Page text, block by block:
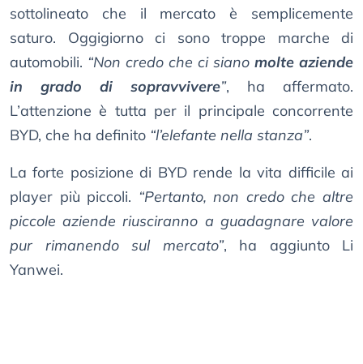
sottolineato che il mercato è semplicemente
saturo. Oggigiorno ci sono troppe marche di
automobili. “Non credo che ci siano molte aziende
in grado di sopravvivere”, ha affermato.
L’attenzione è tutta per il principale concorrente
BYD, che ha definito “l’elefante nella stanza”.
La forte posizione di BYD rende la vita difficile ai
player più piccoli. “Pertanto, non credo che altre
piccole aziende riusciranno a guadagnare valore
pur rimanendo sul mercato”, ha aggiunto Li
Yanwei.